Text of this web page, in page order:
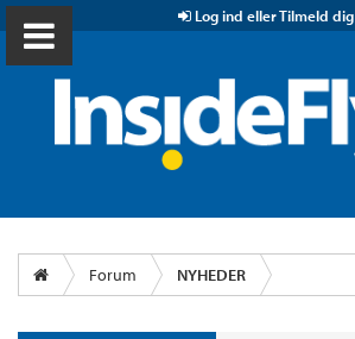
Log ind eller Tilmeld dig
Forum NYHEDER